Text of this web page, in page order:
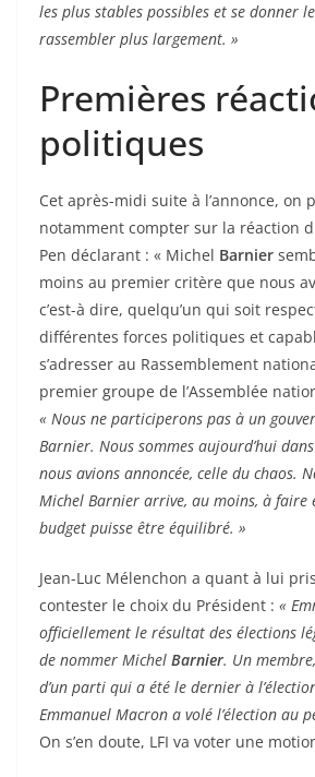
les plus stables possibles et se donner
rassembler plus largement. »
Premières
politiques
Cet après-midi suite à l’annonce, on
notamment compter sur la réaction
Pen déclarant : « Michel Barnier
moins au premier critère que nous
c’est-à dire, quelqu’un qui soit
différentes forces politiques et
s’adresser au Rassemblement
premier groupe de l’Assemblée
« Nous ne participerons pas à un
Barnier. Nous sommes aujourd’hui
nous avions annoncée, celle du chaos.
Michel Barnier arrive, au moins, à faire
budget puisse être équilibré. »
Jean-Luc Mélenchon a quant à lui
contester le choix du Président : «
officiellement le résultat des élections
de nommer Michel Barnier. Un
d’un parti qui a été le dernier à
Emmanuel Macron a volé l’élection au
On s’en doute, LFI va voter une